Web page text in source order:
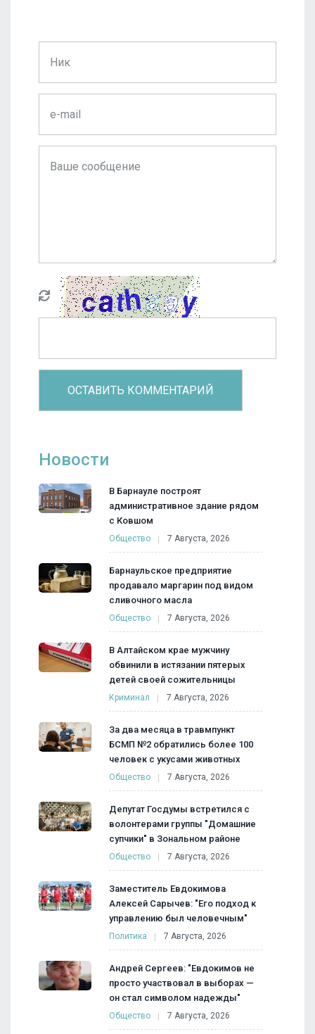
Новости
В Барнауле построят
административное здание рядом
с Ковшом
Общество 7 Августа, 2026
Барнаульское предприятие
продавало маргарин под видом
сливочного масла
Общество 7 Августа, 2026
В Алтайском крае мужчину
обвинили в истязании пятерых
детей своей сожительницы
Криминал 7 Августа, 2026
За два месяца в травмпункт
БСМП №2 обратились более 100
человек с укусами животных
Общество 7 Августа, 2026
Депутат Госдумы встретился с
волонтерами группы "Домашние
супчики" в Зональном районе
Общество 7 Августа, 2026
Заместитель Евдокимова
Алексей Сарычев: "Его подход к
управлению был человечным"
Политика 7 Августа, 2026
Андрей Сергеев: "Евдокимов не
просто участвовал в выборах —
он стал символом надежды"
Общество 7 Августа, 2026